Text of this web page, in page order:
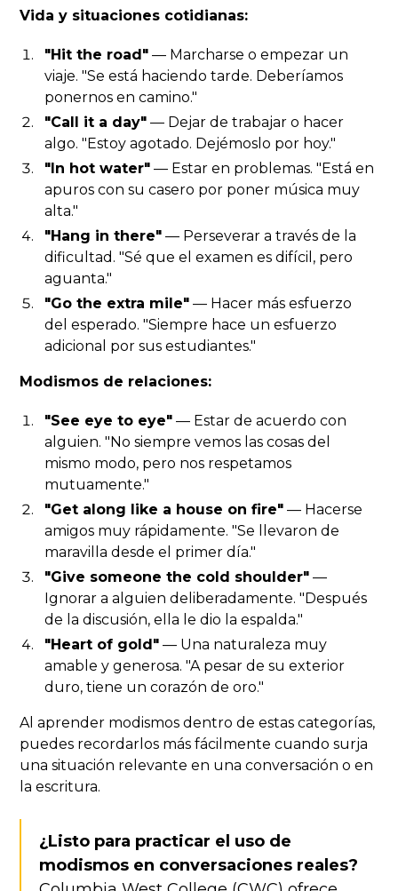
Vida y situaciones cotidianas:
"Hit the road" — Marcharse o empezar un
viaje. "Se está haciendo tarde. Deberíamos
ponernos en camino."
"Call it a day" — Dejar de trabajar o hacer
algo. "Estoy agotado. Dejémoslo por hoy."
"In hot water" — Estar en problemas. "Está en
apuros con su casero por poner música muy
alta."
"Hang in there" — Perseverar a través de la
dificultad. "Sé que el examen es difícil, pero
aguanta."
"Go the extra mile" — Hacer más esfuerzo
del esperado. "Siempre hace un esfuerzo
adicional por sus estudiantes."
Modismos de relaciones:
"See eye to eye" — Estar de acuerdo con
alguien. "No siempre vemos las cosas del
mismo modo, pero nos respetamos
mutuamente."
"Get along like a house on fire" — Hacerse
amigos muy rápidamente. "Se llevaron de
maravilla desde el primer día."
"Give someone the cold shoulder" —
Ignorar a alguien deliberadamente. "Después
de la discusión, ella le dio la espalda."
"Heart of gold" — Una naturaleza muy
amable y generosa. "A pesar de su exterior
duro, tiene un corazón de oro."
Al aprender modismos dentro de estas categorías,
puedes recordarlos más fácilmente cuando surja
una situación relevante en una conversación o en
la escritura.
¿Listo para practicar el uso de
modismos en conversaciones reales?